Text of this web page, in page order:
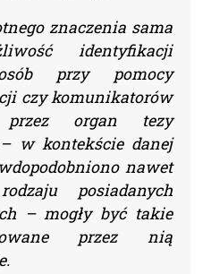
karty
że wypełnisz
adres e-mail
VAT
Dopiero
płatności –
użytkownika
Dopiero
się
znaczenia sama
identyfikacji
przy pomocy
czy komunikatorów
przez organ tezy
w kontekście danej
nawet
posiadanych
– mogły być takie
przez nią